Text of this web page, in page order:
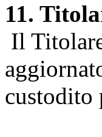
11.
Il
custodito